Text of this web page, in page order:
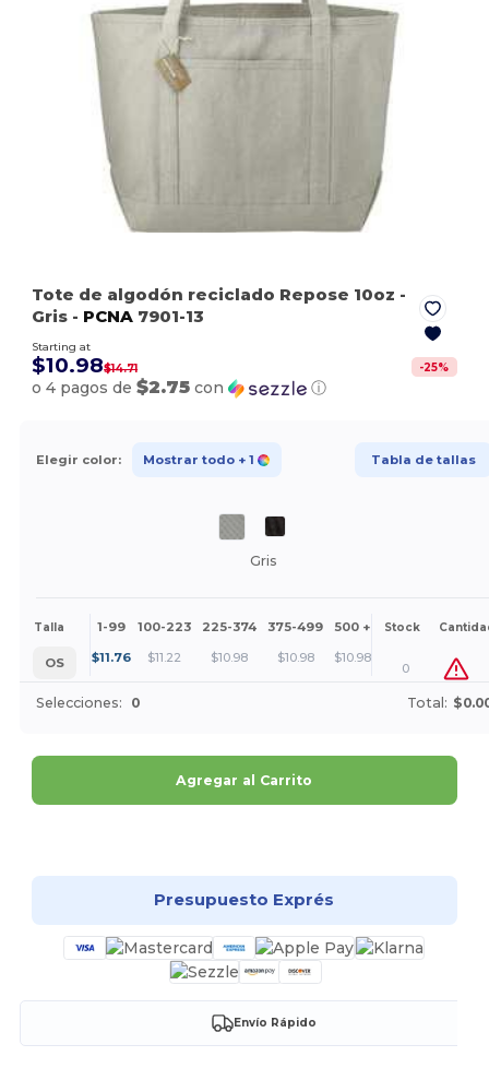
Tote de algodón reciclado Repose 10oz -
Gris - PCNA 7901-13
Starting at
$10.98$14.71 -25%
o 4 pagos de$2.75 con ⓘ
Elegir color: Mostrar todo + 1 Tabla de tallas
Gris
Talla 1-99 100-223 225-374 375-499 500 + Más
Stock
OS $11.76 $11.22 $10.98 $10.98 $10.98
0
Selecciones: 0 Total:
Agregar al Carrito
Presupuesto Exprés
Envío Rápido